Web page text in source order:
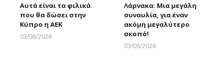
Αυτά είναι τα φιλικά
που θα δώσει στην
Κύπρο η ΑΕΚ
03/08/2026
Λάρνακα: Μια μεγάλη
συναυλία, για έναν
ακόμη μεγαλύτερο
σκοπό!
03/08/2026